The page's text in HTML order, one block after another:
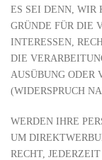
ES SEI DENN, WIR
GRÜNDE FÜR DIE
INTERESSEN,
DIE
AUSÜBUNG ODER
(WIDERSPRUCH
WERDEN IHRE
UM
RECHT,